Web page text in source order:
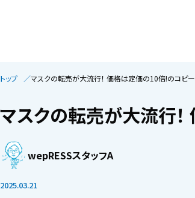
トップ マスクの転売が大流行！ 価格は定価の10倍!のコピ
マスクの転売が大流行
wepRESSスタッフA
2025.03.21